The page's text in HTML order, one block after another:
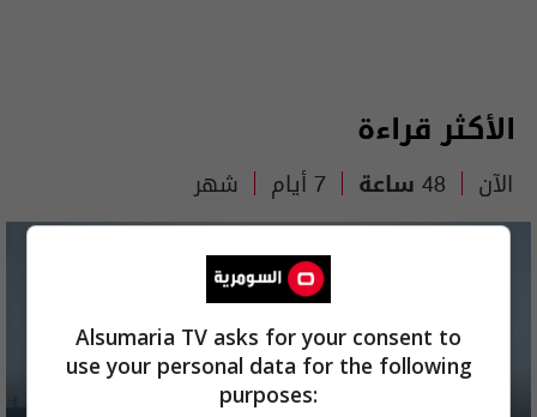
الأكثر قراءة
الآن 48 ساعة 7 أيام شهر
Alsumaria TV asks for your consent to
use your personal data for the following
purposes: